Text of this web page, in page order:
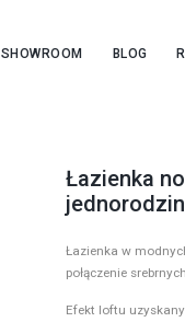
SHOWROOM BLOG
Łazienka
Łazienka w
połączenie
Efekt loftu